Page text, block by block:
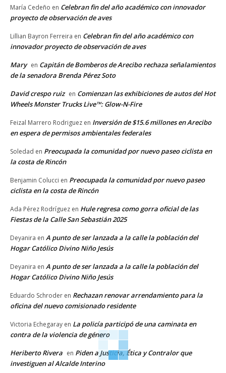
María Cedeño en Celebran fin del año académico con innovador
proyecto de observación de aves
Lillian Bayron Ferreira en Celebran fin del año académico con
innovador proyecto de observación de aves
Mary en Capitán de Bomberos de Arecibo rechaza señalamientos
de la senadora Brenda Pérez Soto
David crespo ruiz en Comienzan las exhibiciones de autos del Hot
Wheels Monster Trucks Live™: Glow-N-Fire
Feizal Marrero Rodriguez en Inversión de $15.6 millones en Arecibo
en espera de permisos ambientales federales
Soledad en Preocupada la comunidad por nuevo paseo ciclista en
la costa de Rincón
Benjamin Colucci en Preocupada la comunidad por nuevo paseo
ciclista en la costa de Rincón
Ada Pérez Rodríguez en Hule regresa como gorra oficial de las
Fiestas de la Calle San Sebastián 2025
Deyanira en A punto de ser lanzada a la calle la población del
Hogar Católico Divino Niño Jesús
Deyanira en A punto de ser lanzada a la calle la población del
Hogar Católico Divino Niño Jesús
Eduardo Schroder en Rechazan renovar arrendamiento para la
oficina del nuevo comisionado residente
Victoria Echegaray en La policía participó de una caminata en
contra de la violencia de género
Heriberto Rivera en Piden a Justicia, Ética y Contralor que
investiguen al Alcalde Interino